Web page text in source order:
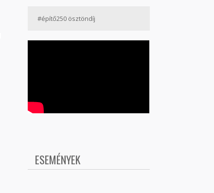
#építő250 ösztöndíj
ESEMÉNYEK